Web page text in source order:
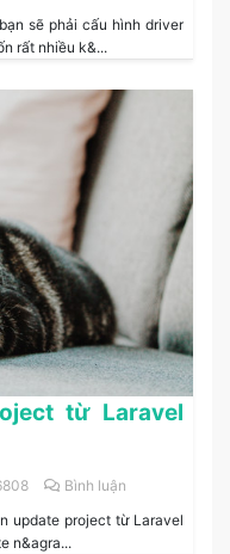
sẽ phải cấu hình driver
rất nhiều k&...
từ Laravel
Bình luận
update project từ Laravel
n&agra...